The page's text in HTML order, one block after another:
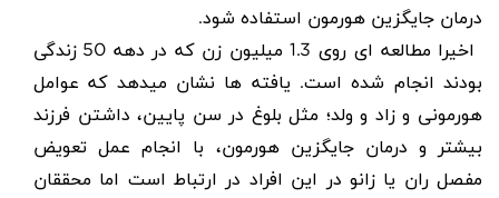
درمان جایگزین هورمون استفاده شود.
اخیرا مطالعه ای روی 1.3 میلیون زن که در دهه 50 زندگی
بودند انجام شده است. یافته ها نشان میدهد که عوامل
هورمونی و زاد و ولد؛ مثل بلوغ در سن پایین، داشتن فرزند
بیشتر و درمان جایگزین هورمون، با انجام عمل تعویض
مفصل ران یا زانو در این افراد در ارتباط است اما محققان